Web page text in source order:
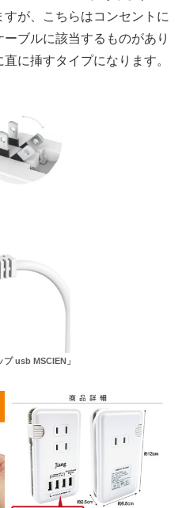
が、こちらはコンセントに
ブルに該当するものがあり
に挿すタイプになります。
usb MSCIEN」